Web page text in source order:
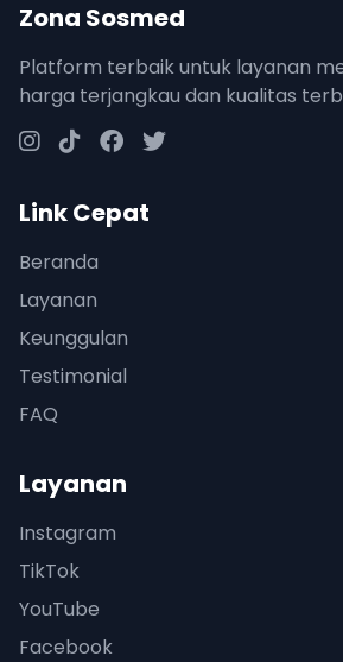
Zona Sosmed
Platform terbaik untuk layanan
harga terjangkau dan kualitas
Link Cepat
Beranda
Layanan
Keunggulan
Testimonial
FAQ
Layanan
Instagram
TikTok
YouTube
Facebook